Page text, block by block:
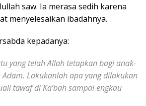
saw. Ia merasa sedih karena
menyelesaikan ibadahnya.
kepadanya:
yang telah Allah tetapkan bagi anak-
Lakukanlah apa yang dilakukan
tawaf di Ka’bah sampai engkau